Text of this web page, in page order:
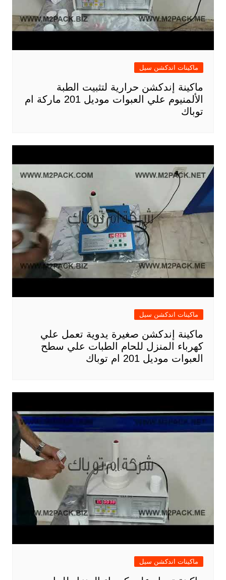
ماكينات اندكشن سيل
ماكينة إندكشن حرارية لتثبيت الطبة
الألمنيوم علي العبوات موديل 201 ماركة ام
توباك
ماكينات اندكشن سيل
ماكينة إندكشن صغيرة يدوية تعمل علي
كهرباء المنزل للحام الطبات علي سطح
العبوات موديل 201 ام توباك
ماكينات اندكشن سيل